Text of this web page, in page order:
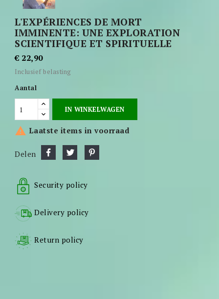
L'EXPÉRIENCES DE MORT
IMMINENTE: UNE EXPLORATION
SCIENTIFIQUE ET SPIRITUELLE
€ 22,90
Inclusief belasting
Aantal
IN WINKELWAGEN
 Laatste items in voorraad
Delen
Security policy
Delivery policy
Return policy